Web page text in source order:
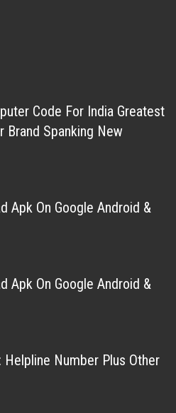
Code For India Greatest
Brand Spanking New
Apk On Google Android &
Apk On Google Android &
Number Plus Other